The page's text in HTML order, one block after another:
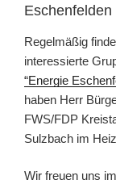
Eschenfelden
Regelmäßig
interessierte
“Energie
haben Herr
FWS/FDP
Sulzbach im
Wir freuen uns